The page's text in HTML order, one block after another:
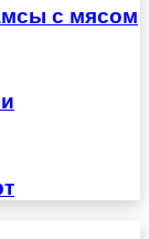
с мясом